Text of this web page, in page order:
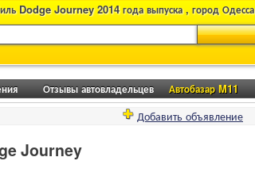
Dodge Journey 2014 года выпуска , город Одесса
Отзывы автовладельцев Автобазар M11
Добавить объявление
Journey